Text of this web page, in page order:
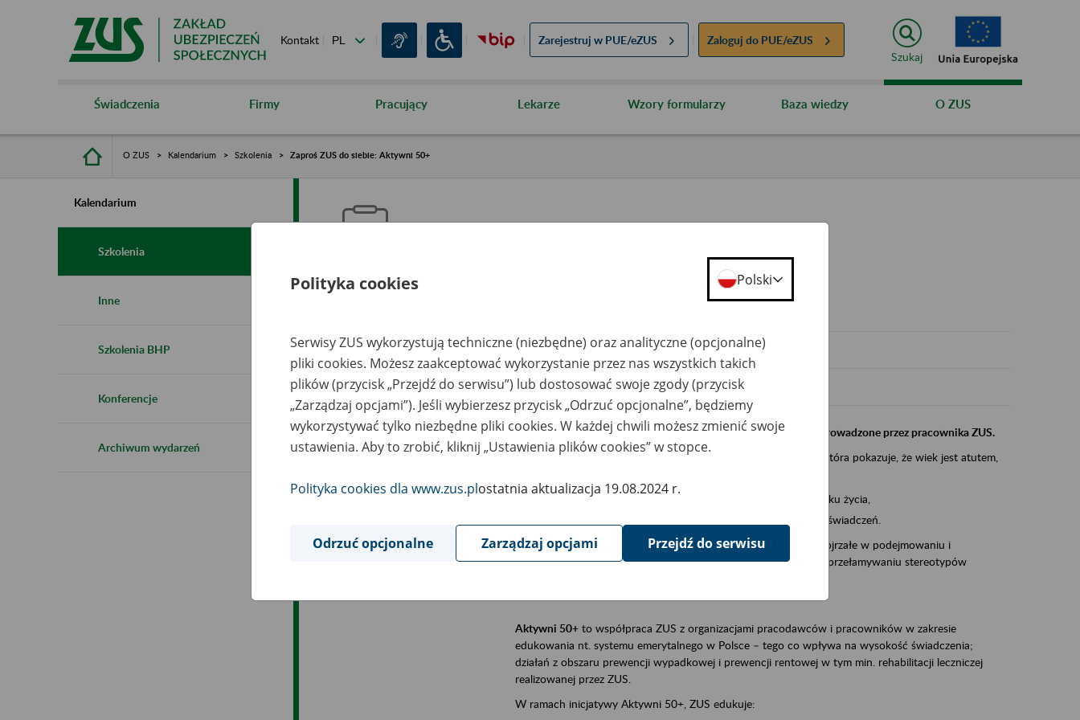
Kontakt Zarejestruj w PUE/eZUS Zaloguj do PUE/eZUS
Szukaj
Świadczenia Firmy Pracujący Lekarze Wzory formularzy Baza wiedzy O ZUS
O ZUS Kalendarium Szkolenia Zaproś ZUS do siebie: Aktywni 50+
Kalendarium
Szkolenia
Inne
Szkolenia BHP
Konferencje
Archiwum wydarzeń
Zaproś ZUS do siebie: Aktywni 50+
Rodzaj wydarzenia Szkolenia
Obszar merytoryczny Aktywni 50+, płatnicy, ubezpieczeni
Opis wydarzenia
Szkolenie stacjonarne w siedzibie firmy, instytucji, urzędu przeprowadzone przez pracownika ZUS.
Aktywni 50+
to inicjatywa Zakładu Ubezpieczeń Społecznych, która pokazuje, że wiek jest atutem,
promocja aktywności zawodowej osób po pięćdziesiątym roku życia,
zachęcanie do świadomego planowania kariery i przyszłych świadczeń.
ZUS przez działania informacyjne i edukacyjne wspiera osoby dojrzałe w podejmowaniu i
kontynuowaniu aktywności zawodowej, dbaniu o zdrowie oraz przełamywaniu stereotypów
Aktywni 50+to współpraca ZUS z organizacjami pracodawców i pracowników w zakresie
edukowania nt. systemu emerytalnego w Polsce – tego co wpływa na wysokość świadczenia;
działań z obszaru prewencji wypadkowej i prewencji rentowej w tym min. rehabilitacji leczniczej
realizowanej przez ZUS.
W ramach inicjatywy Aktywni 50+, ZUS edukuje:
Polityka cookies Polski
Serwisy ZUS wykorzystują techniczne (niezbędne) oraz analityczne (opcjonalne)
pliki cookies. Możesz zaakceptować wykorzystanie przez nas wszystkich takich
plików (przycisk „Przejdź do serwisu”) lub dostosować swoje zgody (przycisk
„Zarządzaj opcjami”). Jeśli wybierzesz przycisk „Odrzuć opcjonalne”, będziemy
wykorzystywać tylko niezbędne pliki cookies. W każdej chwili możesz zmienić swoje
ustawienia. Aby to zrobić, kliknij „Ustawienia plików cookies” w stopce.
Polityka cookies dla www.zus.plostatnia aktualizacja 19.08.2024 r.
Odrzuć opcjonalne Zarządzaj opcjami Przejdź do serwisu